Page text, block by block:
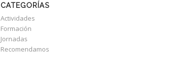
CATEGORÍAS
Actividades
Formación
Jornadas
Recomendamos